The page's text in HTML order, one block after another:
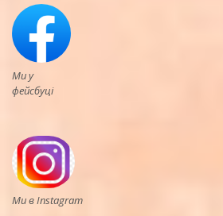
Ми у
фейсбуці
Ми в Instagram